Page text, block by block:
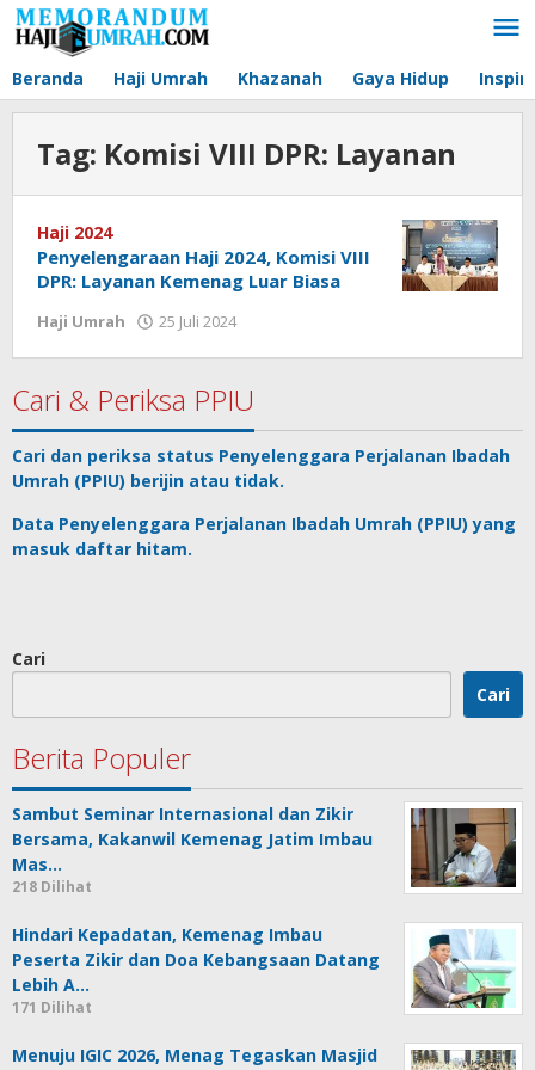
Lewati
ke
Beranda Haji Umrah Khazanah Gaya Hidup
Tag: Komisi VIII DPR: Layanan
Haji 2024
Penyelengaraan Haji 2024, Komisi VIII
DPR: Layanan Kemenag Luar Biasa
Haji Umrah 25 Juli 2024
Cari & Periksa PPIU
Cari dan periksa status Penyelenggara Perjalanan Ibadah
Umrah (PPIU) berijin atau tidak.
Data Penyelenggara Perjalanan Ibadah Umrah (PPIU) yang
masuk daftar hitam.
Cari
Cari
Berita Populer
Sambut Seminar Internasional dan Zikir
Bersama, Kakanwil Kemenag Jatim Imbau
Mas…
218 Dilihat
Hindari Kepadatan, Kemenag Imbau
Peserta Zikir dan Doa Kebangsaan Datang
Lebih A…
171 Dilihat
Menuju IGIC 2026, Menag Tegaskan Masjid